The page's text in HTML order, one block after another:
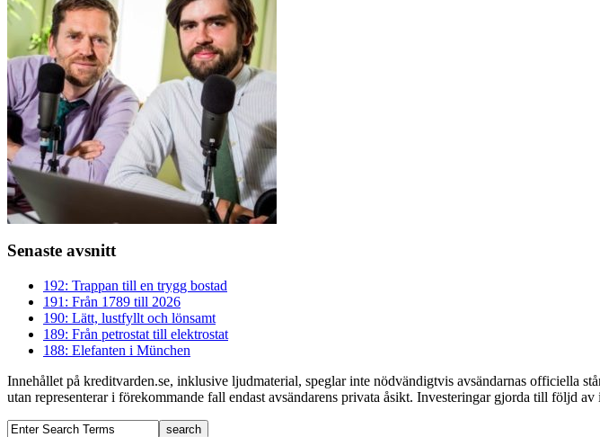
Senaste avsnitt
192: Trappan till en trygg bostad
191: Från 1789 till 2026
190: Lätt, lustfyllt och lönsamt
189: Från petrostat till elektrostat
188: Elefanten i München
Innehållet på kreditvarden.se, inklusive ljudmaterial, speglar inte nödvändigtvis avsändarnas officiella
utan representerar i förekommande fall endast avsändarens privata åsikt. Investeringar gjorda till följd